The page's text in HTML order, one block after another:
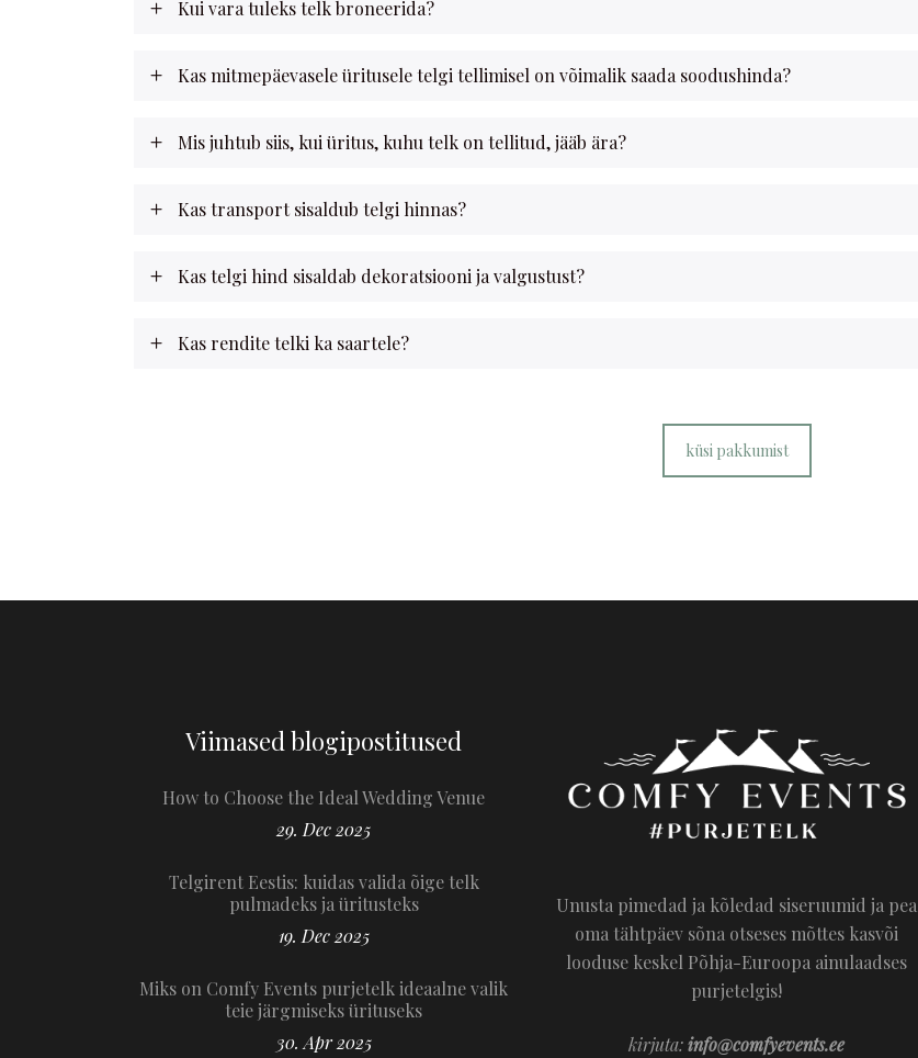
Kui vara tuleks telk broneerida?
Kas mitmepäevasele üritusele telgi tellimisel on võimalik saada soodushinda?
Mis juhtub siis, kui üritus, kuhu telk on tellitud, jääb ära?
Kas transport sisaldub telgi hinnas?
Kas telgi hind sisaldab dekoratsiooni ja valgustust?
Kas rendite telki ka saartele?
küsi pakkumist
Viimased blogipostitused
How to Choose the Ideal Wedding Venue
29. Dec 2025
Telgirent Eestis: kuidas valida õige telk
pulmadeks ja üritusteks
19. Dec 2025
Miks on Comfy Events purjetelk ideaalne valik
teie järgmiseks ürituseks
30. Apr 2025
Unusta pimedad ja kõledad siseruumid ja pea
oma tähtpäev sõna otseses mõttes kasvõi
looduse keskel Põhja-Euroopa ainulaadses
purjetelgis!
kirjuta:info@comfyevents.ee